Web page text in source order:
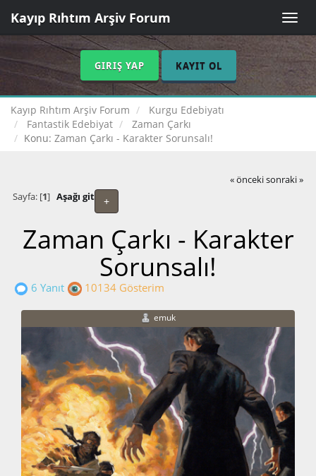
Toggle
Kayıp Rıhtım Arşiv Forum
GIRIŞ YAP KAYIT OL
Kayıp Rıhtım Arşiv Forum
Kurgu Edebiyatı
Fantastik Edebiyat
Zaman Çarkı
Konu: Zaman Çarkı - Karakter Sorunsalı!
« önceki sonraki »
+
Sayfa: [1] Aşağı git
Zaman Çarkı - Karakter
Sorunsalı!
6 Yanıt 10134 Gösterim
emuk